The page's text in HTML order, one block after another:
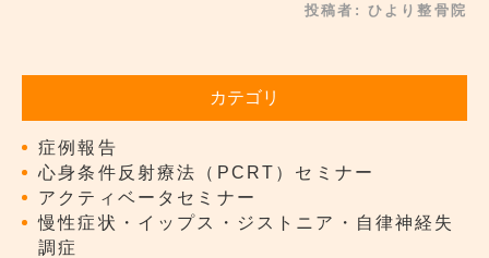
投稿者: ひより整骨院
カテゴリ
症例報告
心身条件反射療法（PCRT）セミナー
アクティベータセミナー
慢性症状・イップス・ジストニア・自律神経失
調症